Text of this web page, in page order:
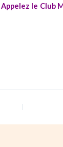
Appelez le Club